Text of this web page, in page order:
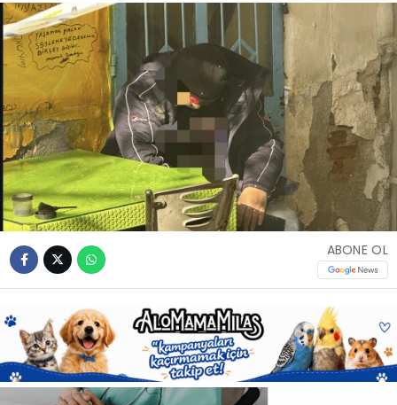
Facebook
Instagram
Youtube
ABONE OL